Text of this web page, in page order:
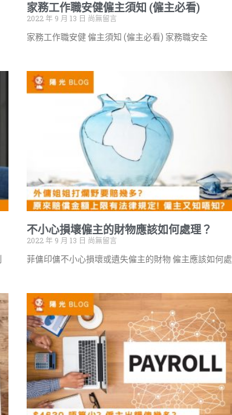
家務工作職安健僱主須知 (僱主必看)
2022 年 9 月 13 日 尚無留言
家務工作職安健 僱主須知 (僱主必看) 家務職安全
不小心損壞僱主的財物應該如何處理？
2022 年 9 月 13 日 尚無留言
菲傭印傭不小心損壞或遺失僱主的財物 僱主應該如何處